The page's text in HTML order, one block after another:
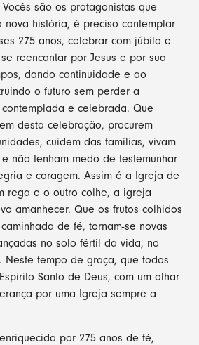
são os protagonistas que
nova história, é preciso contemplar
275 anos, celebrar com júbilo e
reencantar por Jesus e por sua
dando continuidade e ao
o futuro sem perder a
e celebrada. Que
desta celebração, procurem
cuidem das famílias, vivam
não tenham medo de testemunhar
e coragem. Assim é a Igreja de
rega e o outro colhe, a igreja
amanhecer. Que os frutos colhidos
de fé, tornam-se novas
no solo fértil da vida, no
Neste tempo de graça, que todos
Santo de Deus, com um olhar
por uma Igreja sempre a
por 275 anos de fé,